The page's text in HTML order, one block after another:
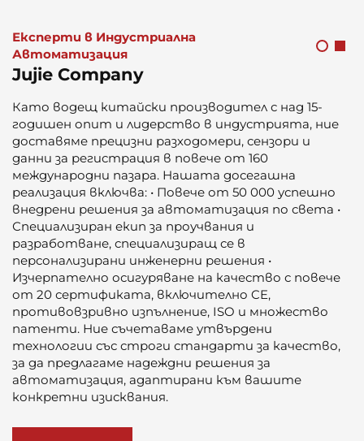
Експерти в Индустриална
Автоматизация
Jujie Company
Като водещ китайски производител с над 15-
годишен опит и лидерство в индустрията, ние
доставяме прецизни разходомери, сензори и
данни за регистрация в повече от 160
международни пазара. Нашата досегашна
реализация включва: • Повече от 50 000 успешно
внедрени решения за автоматизация по света •
Специализиран екип за проучвания и
разработване, специализиращ се в
персонализирани инженерни решения •
Изчерпателно осигуряване на качество с повече
от 20 сертификата, включително CE,
противовзривно изпълнение, ISO и множество
патенти. Ние съчетаваме утвърдени
технологии със строги стандарти за качество,
за да предлагаме надеждни решения за
автоматизация, адаптирани към вашите
конкретни изисквания.